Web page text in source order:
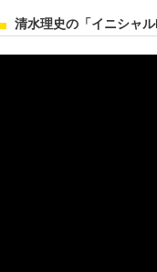
清水理史の「イニシャ